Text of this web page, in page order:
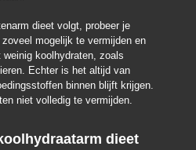
dieet volgt, probeer je
mogelijk te vermijden en
koolhydraten, zoals
Echter is het altijd van
binnen blijft krijgen.
niet volledig te vermijden.
dieet